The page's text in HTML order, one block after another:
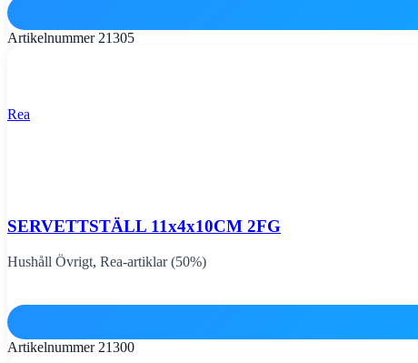
Artikelnummer 21305
Rea
SERVETTSTÄLL 11x4x10CM 2FG
Hushåll Övrigt, Rea-artiklar (50%)
Artikelnummer 21300